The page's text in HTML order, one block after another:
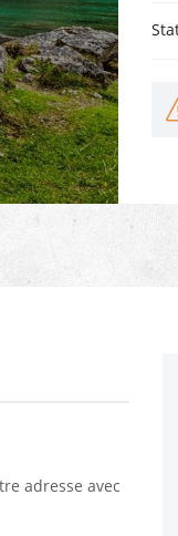
adresse avec